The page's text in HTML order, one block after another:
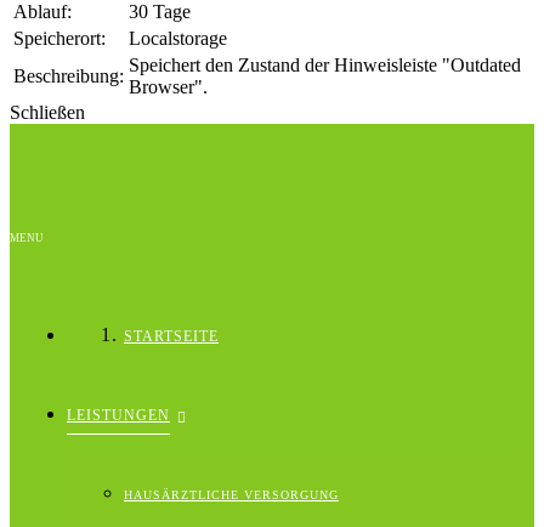
Ablauf:
30 Tage
Speicherort:
Localstorage
Beschreibung:
Speichert den Zustand der Hinweisleiste "Outdated
Browser".
Schließen
MENU
STARTSEITE
LEISTUNGEN
HAUSÄRZTLICHE VERSORGUNG